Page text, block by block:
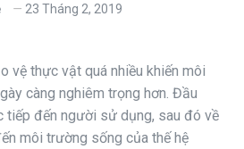
23 Tháng 2, 2019
vệ thực vật quá nhiều khiến môi
càng nghiêm trọng hơn. Đầu
tiếp đến người sử dụng, sau đó về
môi trường sống của thế hệ